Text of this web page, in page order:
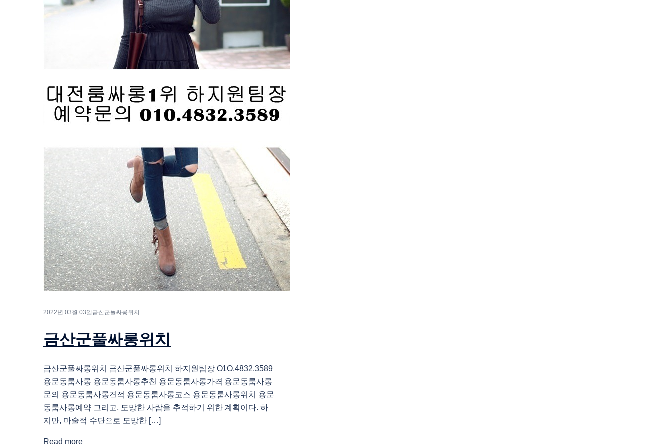
2022년 03월 03일 금산군풀싸롱위치
금산군풀싸롱위치
금산군풀싸롱위치 금산군풀싸롱위치 하지원팀장 O1O.4832.3589
용문동룸사롱 용문동룸사롱추천 용문동룸사롱가격 용문동룸사롱
문의 용문동룸사롱견적 용문동룸사롱코스 용문동룸사롱위치 용문
동룸사롱예약 그리고, 도망한 사람을 추적하기 위한 계획이다. 하
지만, 마술적 수단으로 도망한 […]
Read more